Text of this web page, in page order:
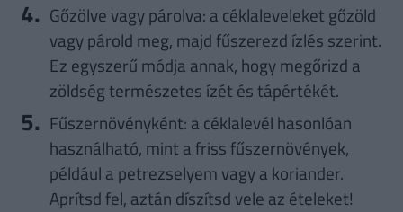
Gőzölve vagy párolva: a céklaleveleket gőzöld
vagy párold meg, majd fűszerezd ízlés szerint.
Ez egyszerű módja annak, hogy megőrizd a
zöldség természetes ízét és tápértékét.
Fűszernövényként: a céklalevél hasonlóan
használható, mint a friss fűszernövények,
például a petrezselyem vagy a koriander.
Aprítsd fel, aztán díszítsd vele az ételeket!